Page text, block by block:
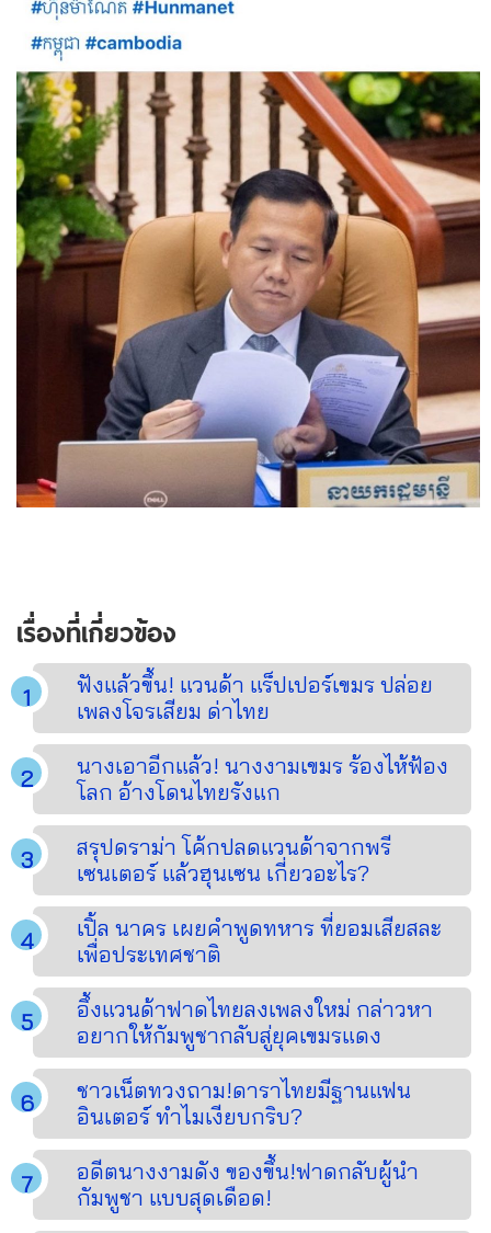
เรื่องที่เกี่ยวข้อง
ฟังแล้วขึ้น! แวนด้า แร็ปเปอร์เขมร ปล่อย
เพลงโจรเสียม ด่าไทย
นางเอาอีกแล้ว! นางงามเขมร ร้องไห้ฟ้อง
โลก อ้างโดนไทยรังแก
สรุปดราม่า โค้กปลดแวนด้าจากพรี
เซนเตอร์ แล้วฮุนเซน เกี่ยวอะไร?
เปิ้ล นาคร เผยคำพูดทหาร ที่ยอมเสียสละ
เพื่อประเทศชาติ
อึ้งแวนด้าฟาดไทยลงเพลงใหม่ กล่าวหา
อยากให้กัมพูชากลับสู่ยุคเขมรแดง
ชาวเน็ตทวงถาม!ดาราไทยมีฐานแฟน
อินเตอร์ ทำไมเงียบกริบ?
อดีตนางงามดัง ของขึ้น!ฟาดกลับผู้นำ
กัมพูชา แบบสุดเดือด!